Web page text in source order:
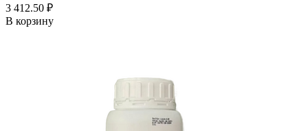
3 412.50 ₽
В корзину